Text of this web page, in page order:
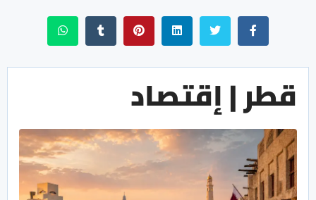
قطر | إقتصاد